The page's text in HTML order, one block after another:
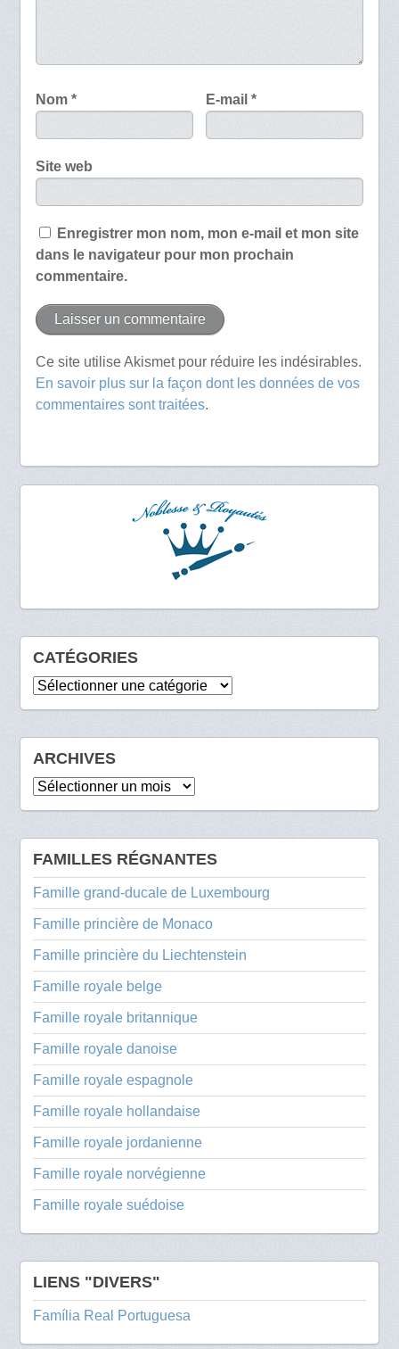
Nom * E-mail*
Site web
Enregistrer mon nom, mon e-mail et mon site
dans le navigateur pour mon prochain
commentaire.
Ce site utilise Akismet pour réduire les indésirables.
En savoir plus sur la façon dont les données de vos
commentaires sont traitées.
CATÉGORIES
Catégories
ARCHIVES
Archives
FAMILLES RÉGNANTES
Famille grand-ducale de Luxembourg
Famille princière de Monaco
Famille princière du Liechtenstein
Famille royale belge
Famille royale britannique
Famille royale danoise
Famille royale espagnole
Famille royale hollandaise
Famille royale jordanienne
Famille royale norvégienne
Famille royale suédoise
LIENS "DIVERS"
Família Real Portuguesa